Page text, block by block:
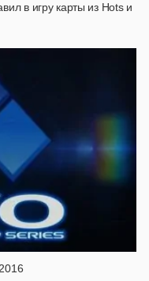
в игру карты из Hots и